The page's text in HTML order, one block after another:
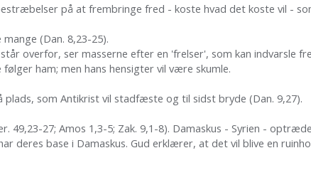
på at frembringe fred - koste hvad det koste vil -
(Dan. 8,23-25).
overfor, ser masserne efter en 'frelser', som kan indvarsle
ham; men hans hensigter vil være skumle.
som Antikrist vil stadfæste og til sidst bryde (Dan. 9,27).
49,23-27; Amos 1,3-5; Zak. 9,1-8). Damaskus - Syrien -
deres base i Damaskus. Gud erklærer, at det vil blive en